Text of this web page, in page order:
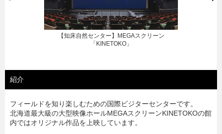
紹介
フィールドを知り楽しむための国際ビジターセンターです。
北海道最大級の大型映像ホールMEGAスクリーンKINETOKOの館
内ではオリジナル作品を上映しています。